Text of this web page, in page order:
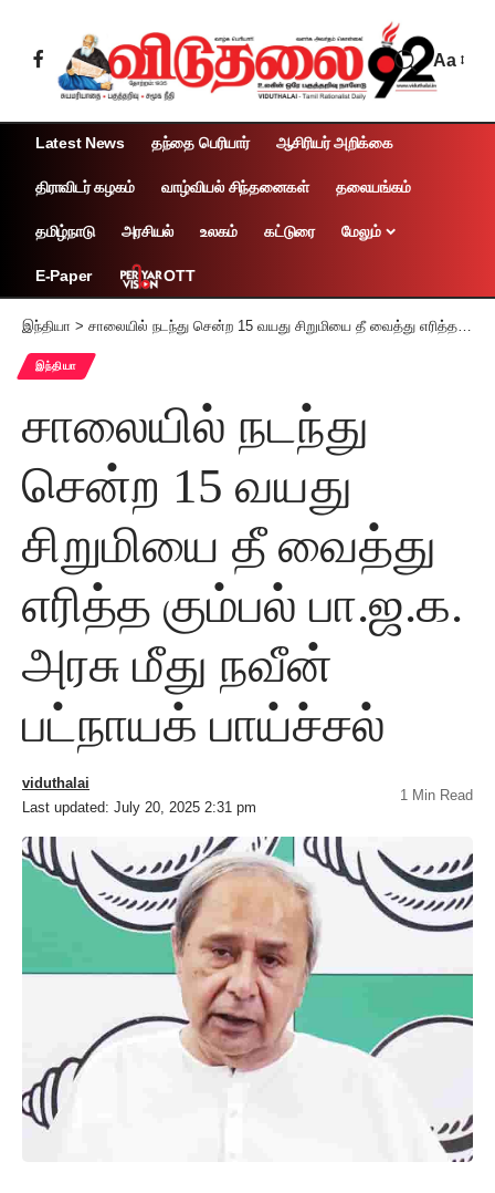
Aa
Latest News தந்தை பெரியார் ஆசிரியர் அறிக்கை
திராவிடர் கழகம் வாழ்வியல் சிந்தனைகள் தலையங்கம்
தமிழ்நாடு அரசியல் உலகம் கட்டுரை மேலும்
E-Paper OTT
இந்தியா > சாலையில் நடந்து சென்ற 15 வயது சிறுமியை தீ வைத்து எரித்த கும்பல் பா.ஜ.க. அரசு மீது நவீன் பட்நாயக் பாய்ச்சல்
இந்தியா
சாலையில் நடந்து
சென்ற 15 வயது
சிறுமியை தீ வைத்து
எரித்த கும்பல் பா.ஜ.க.
அரசு மீது நவீன்
பட்நாயக் பாய்ச்சல்
Last updated: July 20, 2025 2:31 pm
viduthalai
1 Min Read